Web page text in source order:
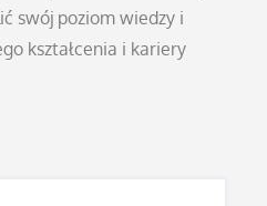
swój poziom wiedzy i
kształcenia i kariery